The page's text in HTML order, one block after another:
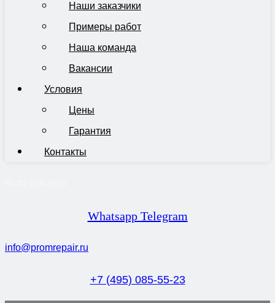
Наши заказчики
Примеры работ
Наша команда
Вакансии
Условия
Цены
Гарантия
Контакты
Whatsapp Telegram
info@promrepair.ru
+7 (495) 085-55-23